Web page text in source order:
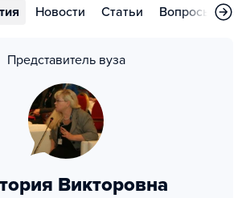
Новости Статьи Вопросы
Представитель вуза
Викторовна